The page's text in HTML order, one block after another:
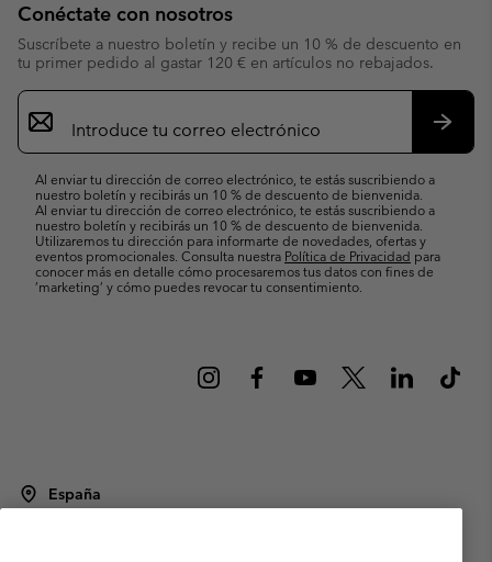
Conéctate con nosotros
Suscríbete a nuestro boletín y recibe un 10 % de descuento en
tu primer pedido al gastar 120 € en artículos no rebajados.
Suscripción
de
correo
Al enviar tu dirección de correo electrónico, te estás suscribiendo a
nuestro boletín y recibirás un 10 % de descuento de bienvenida.
Al enviar tu dirección de correo electrónico, te estás suscribiendo a
nuestro boletín y recibirás un 10 % de descuento de bienvenida.
Utilizaremos tu dirección para informarte de novedades, ofertas y
eventos promocionales. Consulta nuestra Política de Privacidad para
conocer más en detalle cómo procesaremos tus datos con fines de
’marketing’ y cómo puedes revocar tu consentimiento.
España